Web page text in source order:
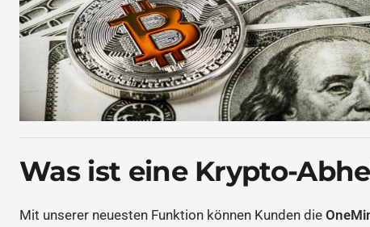
Was ist eine Krypto-
Mit unserer neuesten Funktion können Kunden die